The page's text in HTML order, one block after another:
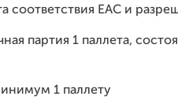
соответствия ЕАС и
партия 1 паллета,
1 паллету